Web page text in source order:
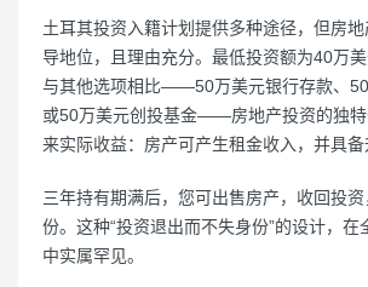
土耳其投资入籍计划提供多种途径，但房
导地位，且理由充分。最低投资额为40万美
与其他选项相比——50万美元银行存款、
或50万美元创投基金——房地产投资的独
来实际收益：房产可产生租金收入，并具备
三年持有期满后，您可出售房产，收回投
份。这种“投资退出而不失身份”的设计，在
中实属罕见。